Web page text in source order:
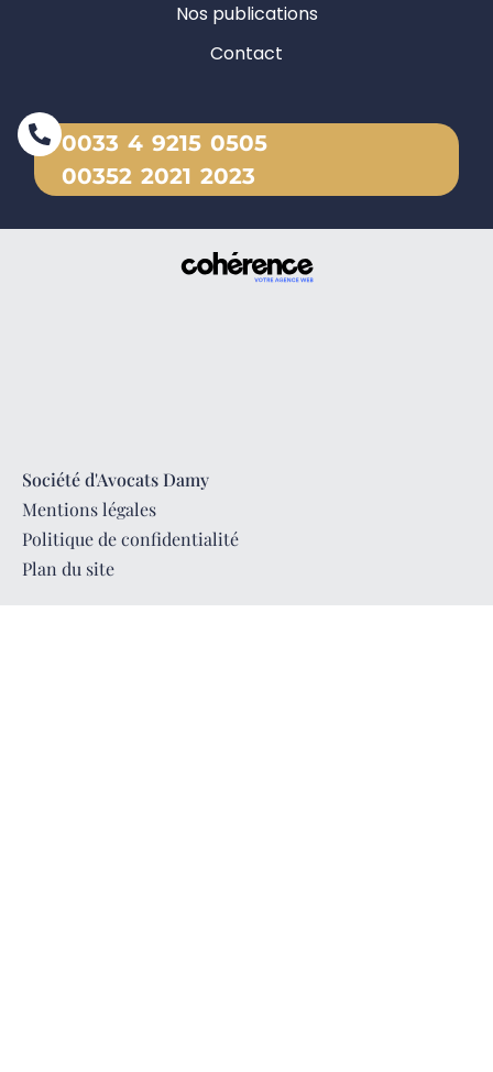
Nos publications
Contact
0033 4 9215 0505
00352 2021 2023
Société d'Avocats Damy
Mentions légales
Politique de confidentialité
Plan du site